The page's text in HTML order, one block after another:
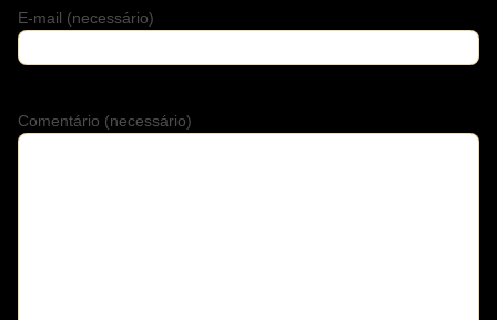
E-mail (necessário)
Comentário (necessário)